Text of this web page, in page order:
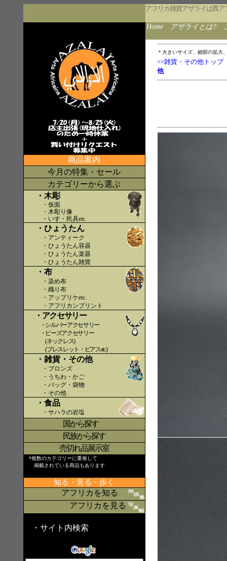
アフリカ雑貨アザライは西
Home アザライとは?
商品案内
今月の特集・セール
カテゴリーから選ぶ
・木彫
・仮面
・木彫り像
・いす・民具etc.
・ひょうたん
・アンティーク
・ひょうたん容器
・ひょうたん楽器
・ひょうたん雑貨
・布
・染め布
・織り布
・アップリケetc.
・アフリカンプリント
・アクセサリー
・シルバーアクセサリー
・ビーズアクセサリー
(ネックレス)
(ブレスレット・ピアスetc.)
・雑貨・その他
・ブロンズ
・うちわ・かご
・バッグ・袋物
・その他
・食品
・サハラの岩塩
国から探す〇
民族から探す
売切れ品展示室
*複数のカテゴリーに重複して
掲載されている商品もあります
知る・見る・歩く
アフリカを知る
アフリカを見る
・サイト内検索
＊大きいサイズ、細部の拡大
<<雑貨・その他トップ
他